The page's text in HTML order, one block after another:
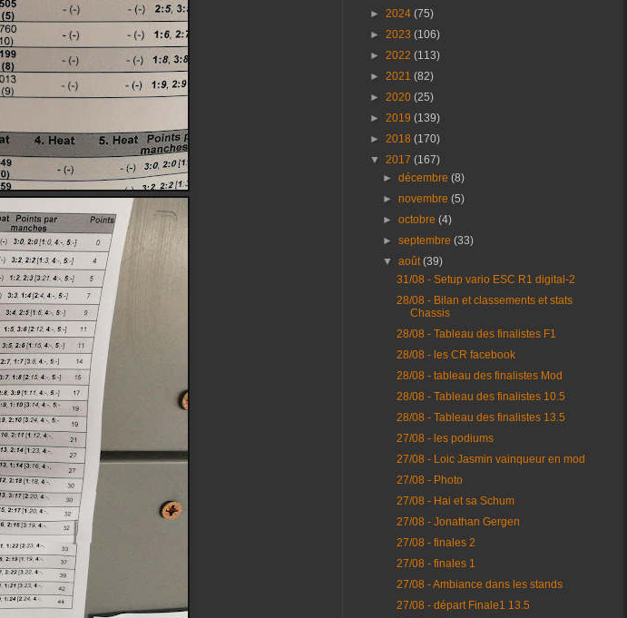
► 2024 (75)
► 2023 (106)
► 2022 (113)
► 2021 (82)
► 2020 (25)
► 2019 (139)
► 2018 (170)
▼ 2017 (167)
►décembre(8)
►novembre(5)
►octobre(4)
►septembre(33)
▼août(39)
31/08 - Setup vario ESC R1 digital-2
28/08 - Bilan et classements et stats
Chassis
28/08 - Tableau des finalistes F1
28/08 - les CR facebook
28/08 - tableau des finalistes Mod
28/08 - Tableau des finalistes 10.5
28/08 - Tableau des finalistes 13.5
27/08 - les podiums
27/08 - Loic Jasmin vainqueur en mod
27/08 - Photo
27/08 - Hai et sa Schum
27/08 - Jonathan Gergen
27/08 - finales 2
27/08 - finales 1
27/08 - Ambiance dans les stands
27/08 - départ Finale1 13.5